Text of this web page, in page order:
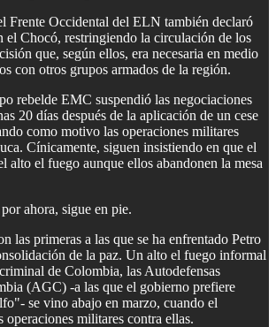
Frente Occidental del ELN también declaró
el Chocó, restringiendo la circulación de los
que, según ellos, era necesaria en medio
con otros grupos armados de la región.
rebelde EMC suspendió las negociaciones
20 días después de la aplicación de un cese
como motivo las operaciones militares
Cínicamente, siguen insistiendo en que el
alto el fuego aunque ellos abandonen la mesa
ahora, sigue en pie.
las primeras a las que se ha enfrentado Petro
de la paz. Un alto el fuego informal
de Colombia, las Autodefensas
(AGC) -a las que el gobierno prefiere
se vino abajo en marzo, cuando el
operaciones militares contra ellas.